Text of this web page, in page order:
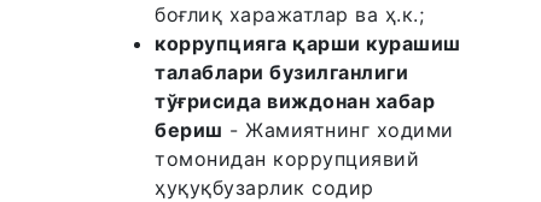
боғлиқ харажатлар ва ҳ.к.;
коррупцияга қарши курашиш
талаблари бузилганлиги
тўғрисида виждонан хабар
бериш - Жамиятнинг ходими
томонидан коррупциявий
ҳуқуқбузарлик содир